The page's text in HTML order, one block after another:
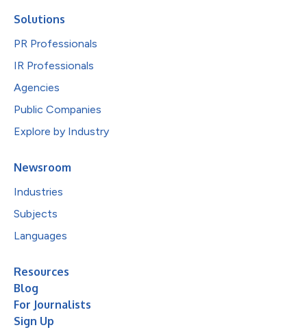
Solutions
PR Professionals
IR Professionals
Agencies
Public Companies
Explore by Industry
Newsroom
Industries
Subjects
Languages
Resources
Blog
For Journalists
Sign Up